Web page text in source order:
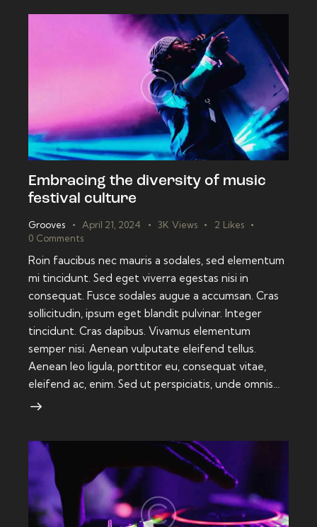
Embracing the diversity of music
festival culture
Grooves April 21, 2024 3K Views 2 Likes
0 Comments
Roin faucibus nec mauris a sodales, sed elementum
mi tincidunt. Sed eget viverra egestas nisi in
consequat. Fusce sodales augue a accumsan. Cras
sollicitudin, ipsum eget blandit pulvinar. Integer
tincidunt. Cras dapibus. Vivamus elementum
semper nisi. Aenean vulputate eleifend tellus.
Aenean leo ligula, porttitor eu, consequat vitae,
eleifend ac, enim. Sed ut perspiciatis, unde omnis…